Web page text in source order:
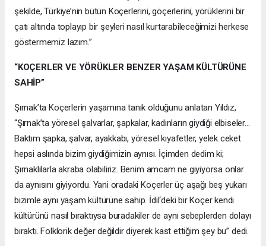
şekilde, Türkiye’nin bütün Koçerlerini, göçerlerini, yörüklerini bir
çatı altında toplayıp bir şeyleri nasıl kurtarabileceğimizi herkese
göstermemiz lazım.”
“KOÇERLER VE YÖRÜKLER BENZER YAŞAM KÜLTÜRÜNE
SAHİP”
Şırnak’ta Koçerlerin yaşamına tanık olduğunu anlatan Yıldız,
“Şırnak’ta yöresel şalvarlar, şapkalar, kadınların giydiği elbiseler…
Baktım şapka, şalvar, ayakkabı, yöresel kıyafetler, yelek ceket
hepsi aslında bizim giydiğimizin aynısı. İçimden dedim ki;
Şırnaklılarla akraba olabiliriz. Benim amcam ne giyiyorsa onlar
da aynısını giyiyordu. Yani oradaki Koçerler üç aşağı beş yukarı
bizimle aynı yaşam kültürüne sahip. İdil‘deki bir Koçer kendi
kültürünü nasıl bıraktıysa buradakiler de aynı sebeplerden dolayı
bıraktı. Folklorik değer değildir diyerek kast ettiğim şey bu” dedi.